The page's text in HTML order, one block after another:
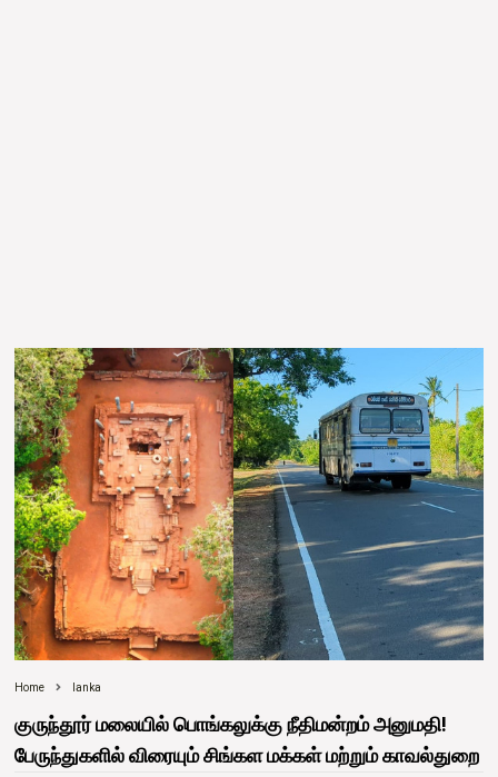
Home lanka
குருந்தூர் மலையில் பொங்கலுக்கு நீதிமன்றம் அனுமதி!
பேருந்துகளில் விரையும் சிங்கள மக்கள் மற்றும் காவல்துறை